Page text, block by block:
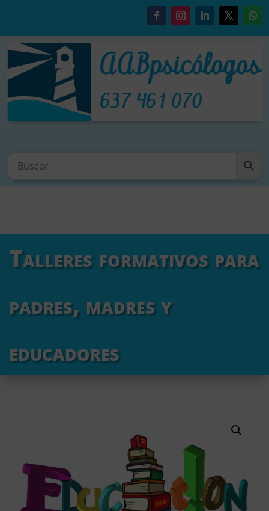
Talleres formativos para
padres, madres y
educadores